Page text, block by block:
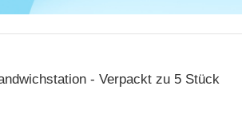
- Verpackt zu 5 Stück